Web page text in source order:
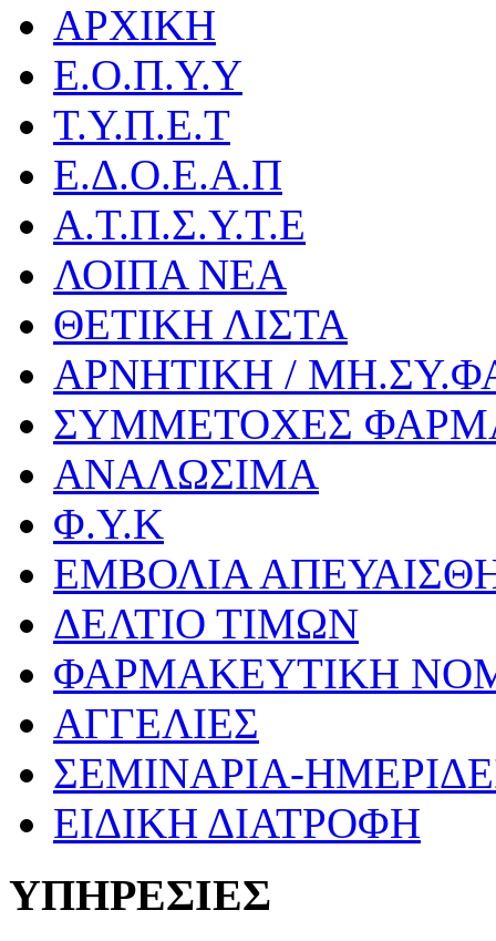
ΑΡΧΙΚΗ
Ε.Ο.Π.Υ.Υ
Τ.Υ.Π.Ε.Τ
Ε.Δ.Ο.Ε.Α.Π
Α.Τ.Π.Σ.Υ.Τ.Ε
ΛΟΙΠΑ ΝΕΑ
ΘΕΤΙΚΗ ΛΙΣΤΑ
ΑΡΝΗΤΙΚΗ /
ΣΥΜΜΕΤΟΧΕΣ
ΑΝΑΛΩΣΙΜΑ
Φ.Υ.Κ
ΕΜΒΟΛΙΑ
ΔΕΛΤΙΟ ΤΙΜΩΝ
ΦΑΡΜΑΚΕΥΤΙΚΗ
ΑΓΓΕΛΙΕΣ
ΣΕΜΙΝΑΡΙΑ-
ΕΙΔΙΚΗ ΔΙΑΤΡΟΦΗ
ΥΠΗΡΕΣΙΕΣ